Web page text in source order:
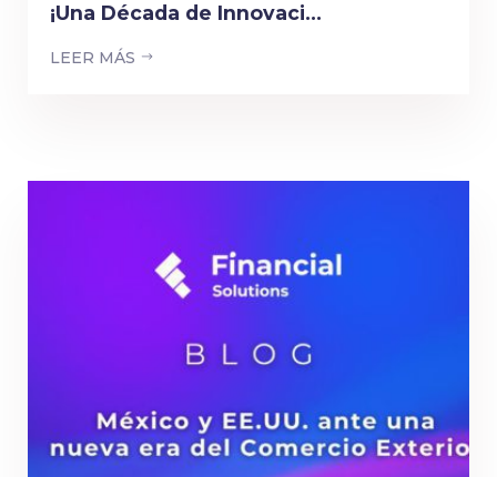
¡Una Década de Innovaci...
LEER MÁS